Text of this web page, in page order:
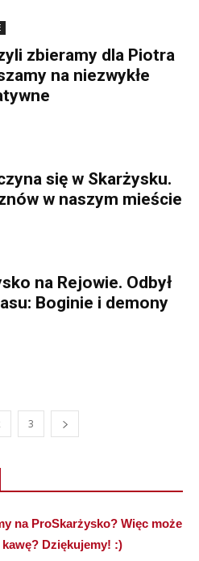
zbieramy dla Piotra
na niezwykłe
się w Skarżysku.
w naszym mieście
na Rejowie. Odbył
Boginie i demony
3
na ProSkarżysko? Więc może
Dziękujemy! :)